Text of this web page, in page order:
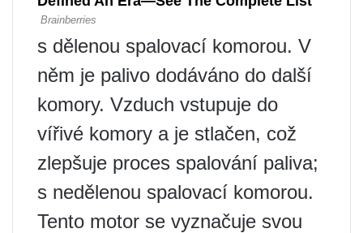
s dělenou spalovací komorou. V
něm je palivo dodáváno do další
komory. Vzduch vstupuje do
vířivé komory a je stlačen, což
zlepšuje proces spalování paliva;
s nedělenou spalovací komorou.
Tento motor se vyznačuje svou